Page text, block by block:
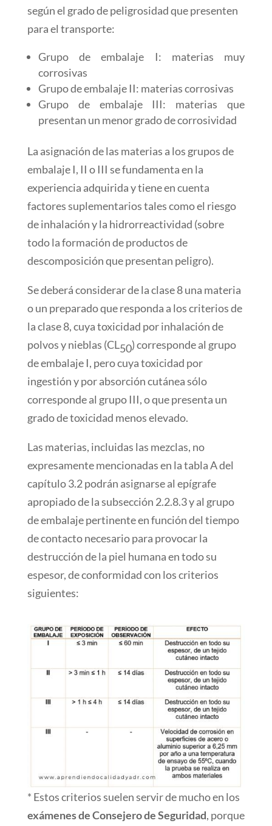
según el grado de peligrosidad que presenten
para el transporte:
Grupo de embalaje I: materias muy
corrosivas
Grupo de embalaje II: materias corrosivas
Grupo de embalaje III: materias que
presentan un menor grado de corrosividad
La asignación de las materias a los grupos de
embalaje I, II o III se fundamenta en la
experiencia adquirida y tiene en cuenta
factores suplementarios tales como el riesgo
de inhalación y la hidrorreactividad (sobre
todo la formación de productos de
descomposición que presentan peligro).
Se deberá considerar de la clase 8 una materia
o un preparado que responda a los criterios de
la clase 8, cuya toxicidad por inhalación de
polvos y nieblas (CL50) corresponde al grupo
de embalaje I, pero cuya toxicidad por
ingestión y por absorción cutánea sólo
corresponde al grupo III, o que presenta un
grado de toxicidad menos elevado.
Las materias, incluidas las mezclas, no
expresamente mencionadas en la tabla A del
capítulo 3.2 podrán asignarse al epígrafe
apropiado de la subsección 2.2.8.3 y al grupo
de embalaje pertinente en función del tiempo
de contacto necesario para provocar la
destrucción de la piel humana en todo su
espesor, de conformidad con los criterios
siguientes:
* Estos criterios suelen servir de mucho en los
exámenes de Consejero de Seguridad, porque